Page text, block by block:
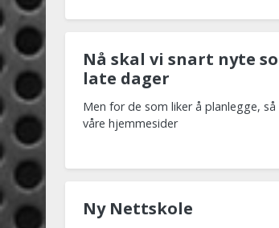
Nå skal vi snart nyte
late dager
Men for de som liker å planlegge,
våre hjemmesider
Ny Nettskole